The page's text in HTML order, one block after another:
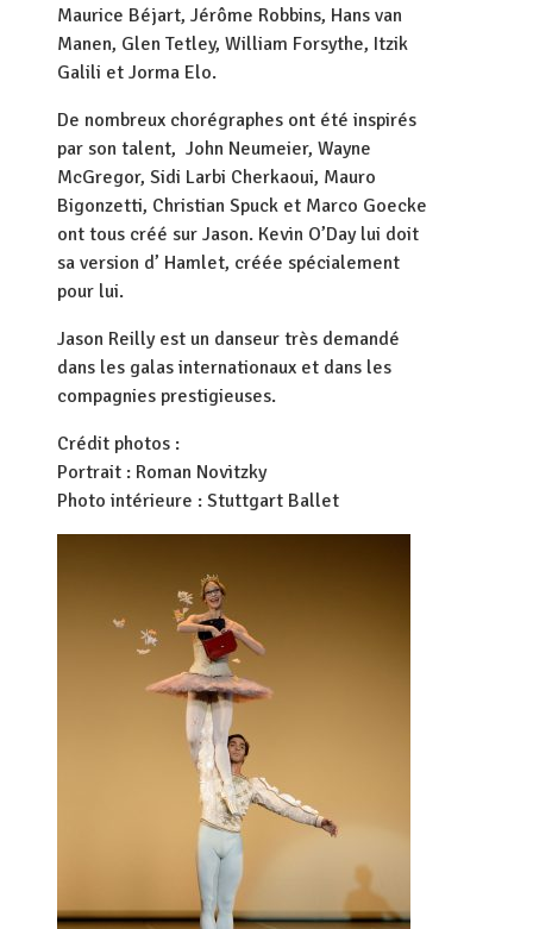
Maurice Béjart, Jérôme Robbins, Hans van
Manen, Glen Tetley, William Forsythe, Itzik
Galili et Jorma Elo.
De nombreux chorégraphes ont été inspirés
par son talent, John Neumeier, Wayne
McGregor, Sidi Larbi Cherkaoui, Mauro
Bigonzetti, Christian Spuck et Marco Goecke
ont tous créé sur Jason. Kevin O’Day lui doit
sa version d’ Hamlet, créée spécialement
pour lui.
Jason Reilly est un danseur très demandé
dans les galas internationaux et dans les
compagnies prestigieuses.
Crédit photos :
Portrait : Roman Novitzky
Photo intérieure : Stuttgart Ballet